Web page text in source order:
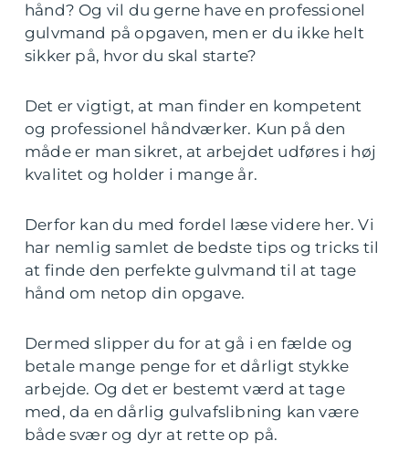
hånd? Og vil du gerne have en professionel
gulvmand på opgaven, men er du ikke helt
sikker på, hvor du skal starte?
Det er vigtigt, at man finder en kompetent
og professionel håndværker. Kun på den
måde er man sikret, at arbejdet udføres i høj
kvalitet og holder i mange år.
Derfor kan du med fordel læse videre her. Vi
har nemlig samlet de bedste tips og tricks til
at finde den perfekte gulvmand til at tage
hånd om netop din opgave.
Dermed slipper du for at gå i en fælde og
betale mange penge for et dårligt stykke
arbejde. Og det er bestemt værd at tage
med, da en dårlig gulvafslibning kan være
både svær og dyr at rette op på.